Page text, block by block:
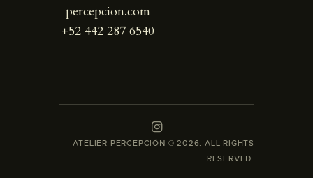
percepcion.com
+52 442 287 6540
ATELIER PERCEPCIÓN © 2026. ALL RIGHTS
RESERVED.